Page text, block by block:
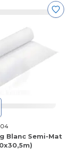
Blanc Semi-Mat